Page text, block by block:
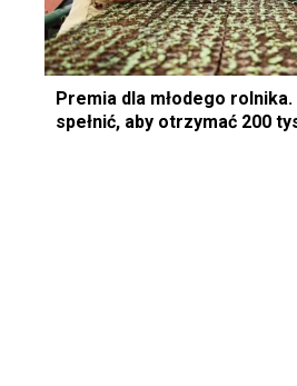
Premia dla młodego
spełnić, aby otrzymać 200